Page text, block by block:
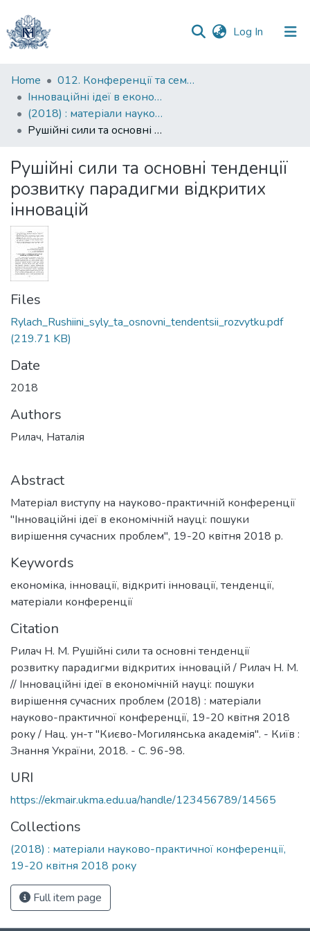
Log In (current)
Communities
&
Collections
All of DSpace
Statistics
Home
012. Конференції та семінари НаУКМА
Інноваційні ідеї в економічній науці: пошуки вирішення сучасних проблем: матеріали науково-практичної конференції
(2018) : матеріали науково-практичної конференції, 19-20 квітня 2018 року
Рушійні сили та основні тенденції розвитку парадигми відкритих інновацій
Рушійні сили та основні тенденції
розвитку парадигми відкритих
інновацій
Files
Rylach_Rushiini_syly_ta_osnovni_tendentsii_rozvytku.pdf
(219.71 KB)
Date
2018
Authors
Рилач, Наталія
Abstract
Матеріал виступу на науково-практичній конференції
"Інноваційні ідеї в економічній науці: пошуки
вирішення сучасних проблем", 19-20 квітня 2018 р.
Keywords
економіка, інновації, відкриті інновації, тенденції,
матеріали конференції
Citation
Рилач Н. М. Рушійні сили та основні тенденції
розвитку парадигми відкритих інновацій / Рилач Н. М.
// Інноваційні ідеї в економічній науці: пошуки
вирішення сучасних проблем (2018) : матеріали
науково-практичної конференції, 19-20 квітня 2018
року / Нац. ун-т "Києво-Могилянська академія". - Київ :
Знання України, 2018. - С. 96-98.
URI
https://ekmair.ukma.edu.ua/handle/123456789/14565
Collections
(2018) : матеріали науково-практичної конференції,
19-20 квітня 2018 року
Full item page